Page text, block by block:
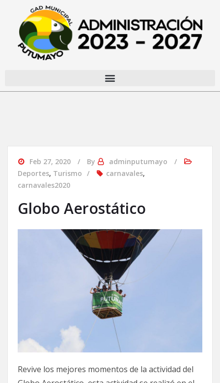
Feb 27, 2020 By
adminputumayo
Deportes, Turismo carnavales,
carnavales2020
Globo Aerostático
Revive los mejores momentos de la actividad del